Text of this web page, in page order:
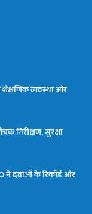
शैक्षणिक व्यवस्था और
निरीक्षण, सुरक्षा
ने दवाओं के रिकॉर्ड और